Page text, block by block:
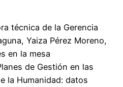
técnica de la Gerencia
Yaiza Pérez Moreno,
en la mesa
de Gestión en las
la Humanidad: datos